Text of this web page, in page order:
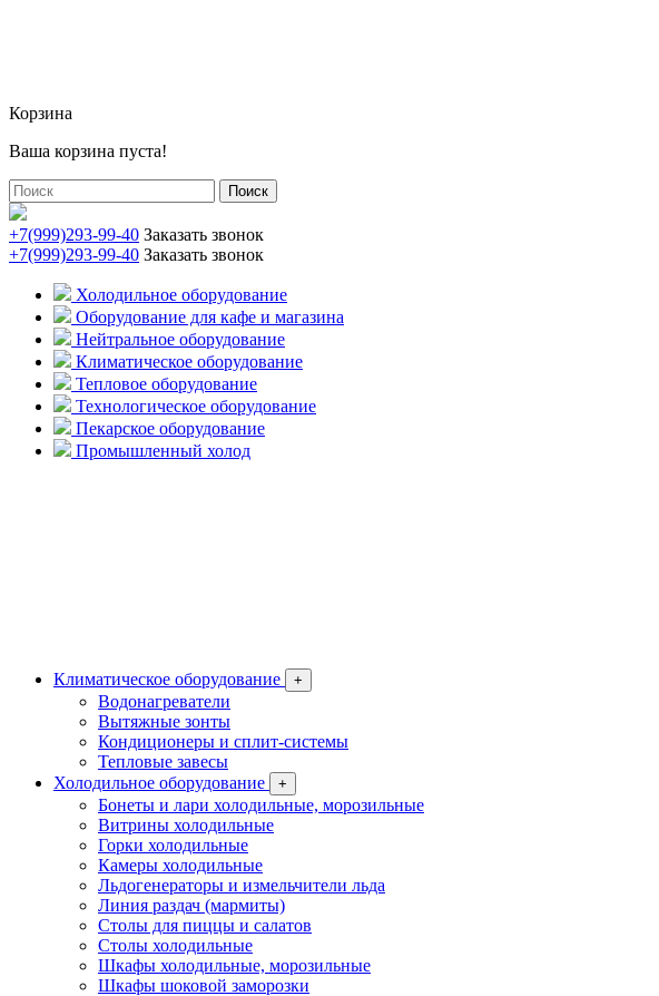
Корзина
Ваша корзина пуста!
Поиск
+7(999)293-99-40 Заказать звонок
+7(999)293-99-40 Заказать звонок
Холодильное оборудование
Оборудование для кафе и магазина
Нейтральное оборудование
Климатическое оборудование
Тепловое оборудование
Технологическое оборудование
Пекарское оборудование
Промышленный холод
Климатическое оборудование +
Водонагреватели
Вытяжные зонты
Кондиционеры и сплит-системы
Тепловые завесы
Холодильное оборудование
+
Бонеты и лари холодильные, морозильные
Витрины холодильные
Горки холодильные
Камеры холодильные
Льдогенераторы и измельчители льда
Линия раздач (мармиты)
Столы для пиццы и салатов
Столы холодильные
Шкафы холодильные, морозильные
Шкафы шоковой заморозки